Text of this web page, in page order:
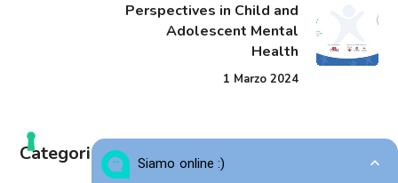
Perspectives in Child and
Adolescent Mental
Health
1 Marzo 2024
Categorie